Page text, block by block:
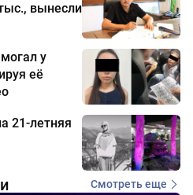
вынесли
у
её
21-летняя
Смотреть еще